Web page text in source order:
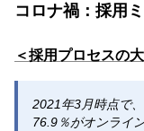
コロナ禍：採用
＜採用プロセスの
2021年3月時点で
76.9％がオンライ